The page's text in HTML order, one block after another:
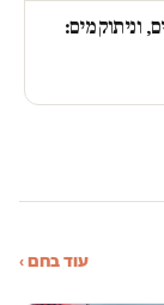
וניתוק מים:
עוד בחם ›